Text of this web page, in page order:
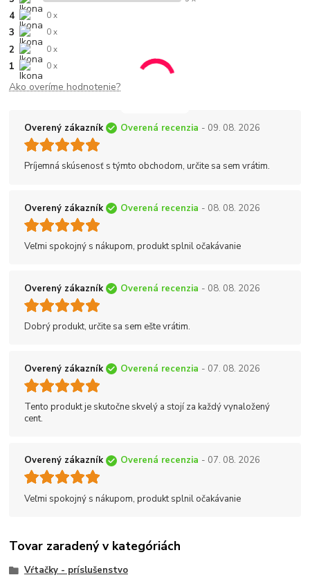
4 0 x
3 0 x
2 0 x
1 0 x
Ako overíme hodnotenie?
Overený zákazník Overená recenzia - 09. 08. 2026
Príjemná skúsenosť s týmto obchodom, určite sa sem vrátim.
Overený zákazník Overená recenzia - 08. 08. 2026
Veľmi spokojný s nákupom, produkt splnil očakávanie
Overený zákazník Overená recenzia - 08. 08. 2026
Dobrý produkt, určite sa sem ešte vrátim.
Overený zákazník Overená recenzia - 07. 08. 2026
Tento produkt je skutočne skvelý a stojí za každý vynaložený
cent.
Overený zákazník Overená recenzia - 07. 08. 2026
Veľmi spokojný s nákupom, produkt splnil očakávanie
Tovar zaradený v kategóriách
Vŕtačky - príslušenstvo